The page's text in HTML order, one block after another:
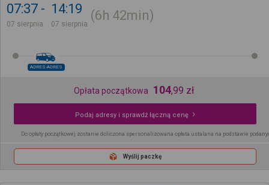
07:37
07 sierpnia
14:19
07 sierpnia
6h 42min
ADRES-ADRES
Opłata początkowa 104,99 zł
Podaj adresy i sprawdź łączną cenę
Do opłaty początkowej zostanie doliczona spersonalizowana opłata ustalana na podstawie
Wyślij paczkę